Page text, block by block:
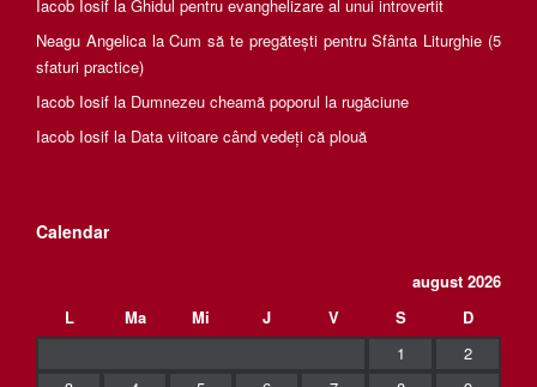
Iacob Iosif la Ghidul pentru evanghelizare al unui introvertit
Neagu AngelicalaCum să te pregătești pentru Sfânta Liturghie (5
sfaturi practice)
Iacob Iosif la Dumnezeu cheamă poporul la rugăciune
Iacob Iosif la Data viitoare când vedeți că plouă
Calendar
august 2026
L
Ma Mi J V S
D
1
2